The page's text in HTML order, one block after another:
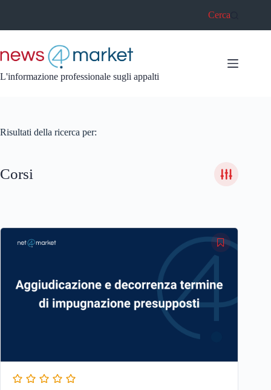
Cerca
L'informazione professionale sugli appalti
Risultati della ricerca per:
Corsi